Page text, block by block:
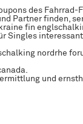
des Fahrrad-
Partner finden,
fin
Singles
nordrhe
und